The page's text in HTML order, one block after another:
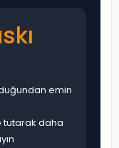
emin
tutarak daha